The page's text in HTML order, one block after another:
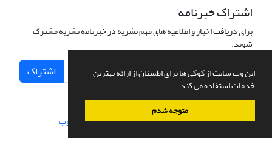
این وب سایت از کوکی ها برای اطمینان از ارائه بهترین
خدمات استفاده می کند.
متوجه شدم
اشتراک خبرنامه
برای دریافت اخبار و اطلاعیه های مهم نشریه در خبرنامه نشریه مشترک
شوید.
اشتراک
سامانه مدیریت نشریات علمی.طراحی و پیاده سازی از سیناوب